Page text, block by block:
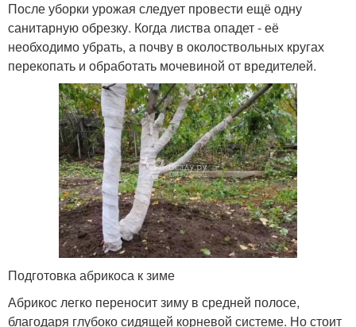
После уборки урожая следует провести ещё одну
санитарную обрезку. Когда листва опадет - её
необходимо убрать, а почву в околоствольных кругах
перекопать и обработать мочевиной от вредителей.
Подготовка абрикоса к зиме
Абрикос легко переносит зиму в средней полосе,
благодаря глубоко сидящей корневой системе. Но стоит